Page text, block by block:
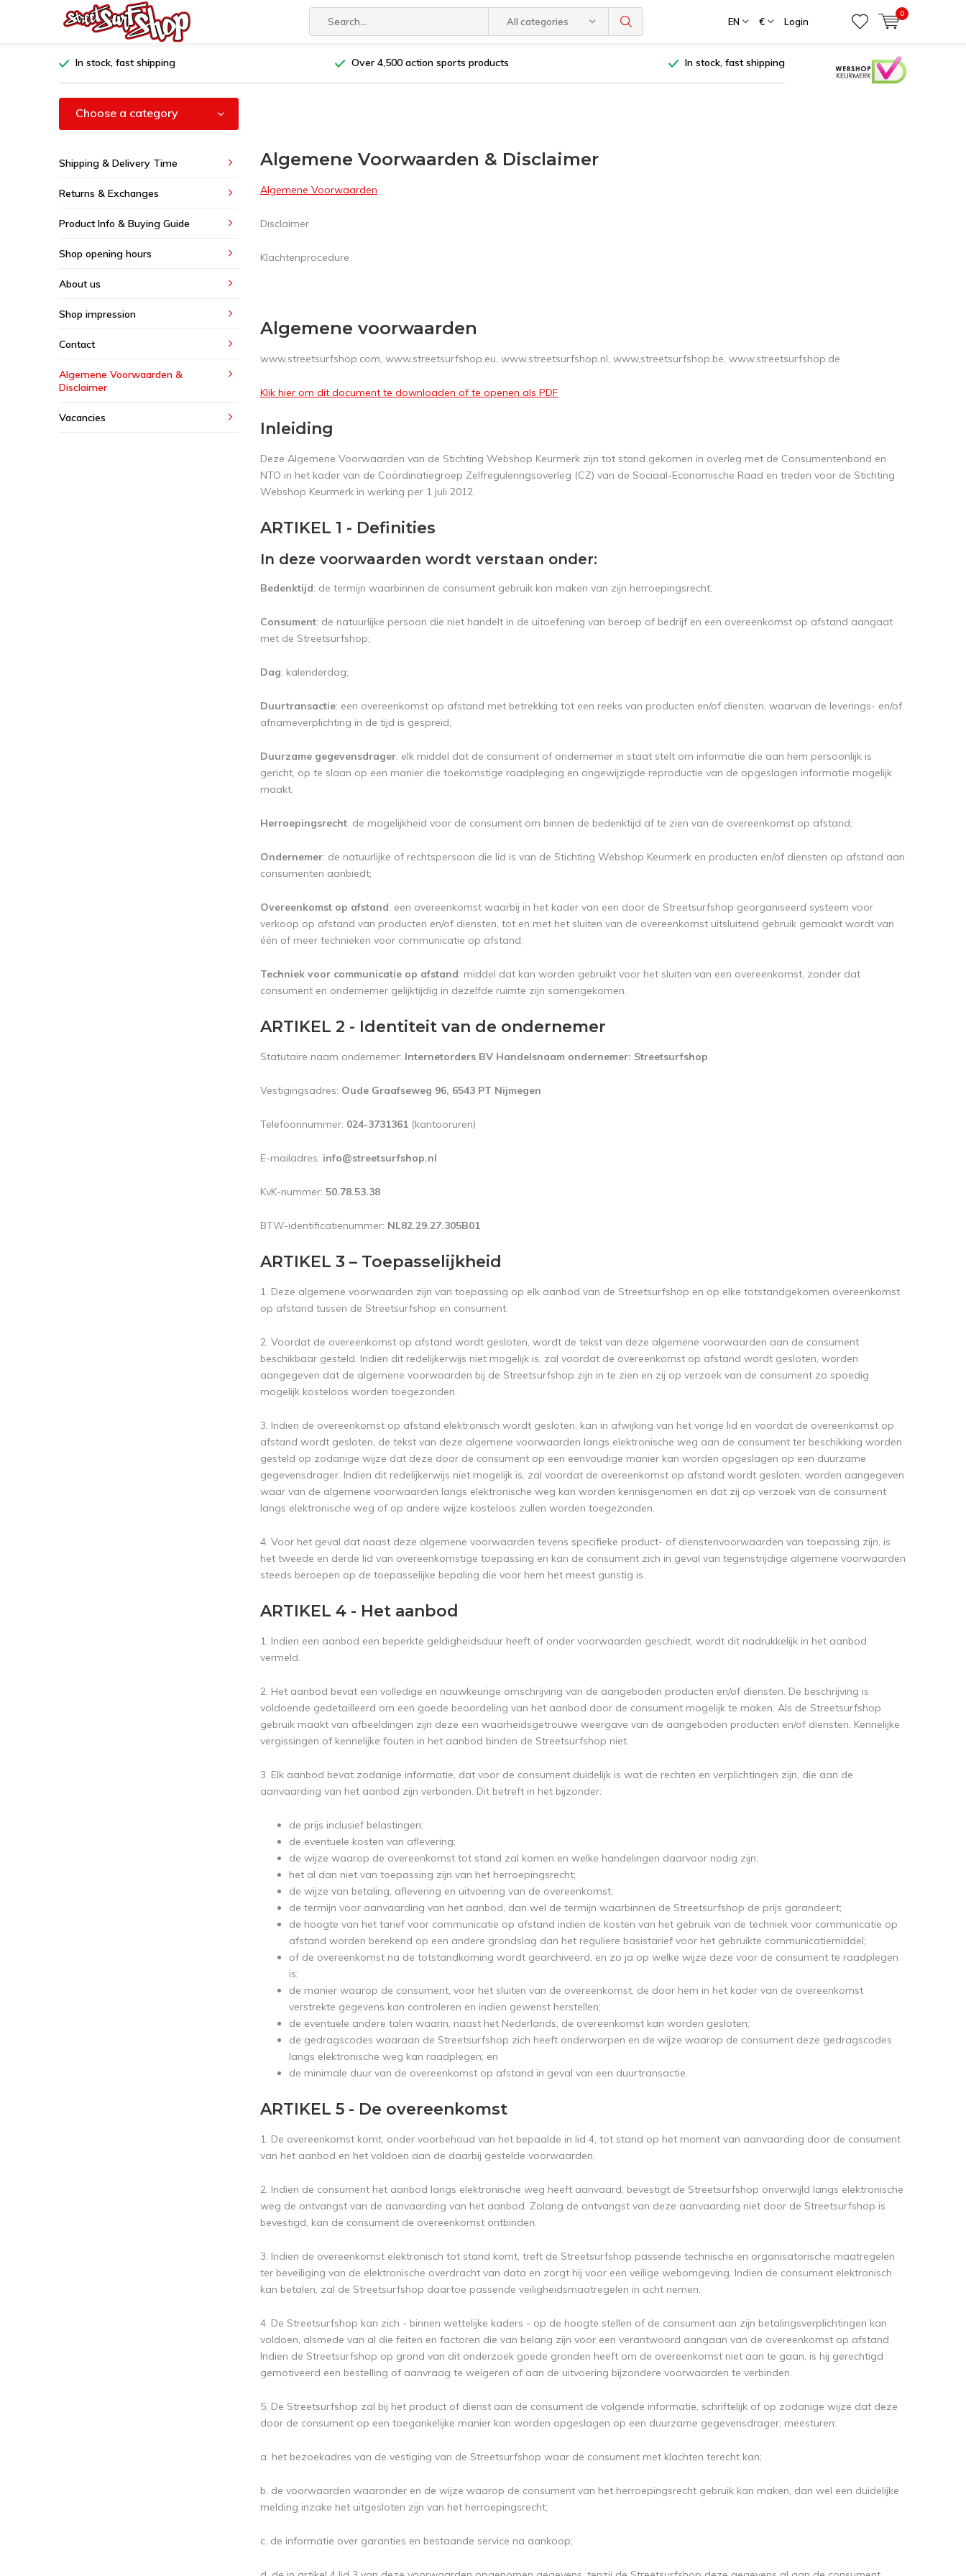
All categories EN € Login
0
In stock, fast shipping Over 4,500 action sports products In stock, fast shipping
Choose a category
Algemene Voorwaarden & Disclaimer
Algemene Voorwaarden
Disclaimer
Klachtenprocedure
Algemene voorwaarden
www.streetsurfshop.com, www.streetsurfshop.eu, www.streetsurfshop.nl, www,streetsurfshop.be, www.streetsurfshop.de
Klik hier om dit document te downloaden of te openen als PDF
Inleiding
Deze Algemene Voorwaarden van de Stichting Webshop Keurmerk zijn tot stand gekomen in overleg met de Consumentenbond en
NTO in het kader van de Coördinatiegroep Zelfreguleringsoverleg (CZ) van de Sociaal-Economische Raad en treden voor de Stichting
Webshop Keurmerk in werking per 1 juli 2012.
ARTIKEL 1 - Definities
In deze voorwaarden wordt verstaan onder:
Bedenktijd: de termijn waarbinnen de consument gebruik kan maken van zijn herroepingsrecht;
Consument: de natuurlijke persoon die niet handelt in de uitoefening van beroep of bedrijf en een overeenkomst op afstand aangaat
met de Streetsurfshop;
Dag: kalenderdag;
Duurtransactie: een overeenkomst op afstand met betrekking tot een reeks van producten en/of diensten, waarvan de leverings- en/of
afnameverplichting in de tijd is gespreid;
Duurzame gegevensdrager: elk middel dat de consument of ondernemer in staat stelt om informatie die aan hem persoonlijk is
gericht, op te slaan op een manier die toekomstige raadpleging en ongewijzigde reproductie van de opgeslagen informatie mogelijk
maakt.
Herroepingsrecht: de mogelijkheid voor de consument om binnen de bedenktijd af te zien van de overeenkomst op afstand;
Ondernemer: de natuurlijke of rechtspersoon die lid is van de Stichting Webshop Keurmerk en producten en/of diensten op afstand aan
consumenten aanbiedt;
Overeenkomst op afstand: een overeenkomst waarbij in het kader van een door de Streetsurfshop georganiseerd systeem voor
verkoop op afstand van producten en/of diensten, tot en met het sluiten van de overeenkomst uitsluitend gebruik gemaakt wordt van
één of meer technieken voor communicatie op afstand;
Techniek voor communicatie op afstand: middel dat kan worden gebruikt voor het sluiten van een overeenkomst, zonder dat
consument en ondernemer gelijktijdig in dezelfde ruimte zijn samengekomen.
ARTIKEL 2 - Identiteit van de ondernemer
Statutaire naam ondernemer: Internetorders BV Handelsnaam ondernemer: Streetsurfshop
Vestigingsadres: Oude Graafseweg 96, 6543 PT Nijmegen
Telefoonnummer: 024-3731361 (kantooruren)
E-mailadres: info@streetsurfshop.nl
KvK-nummer: 50.78.53.38
BTW-identificatienummer: NL82.29.27.305B01
ARTIKEL 3 – Toepasselijkheid
1. Deze algemene voorwaarden zijn van toepassing op elk aanbod van de Streetsurfshop en op elke totstandgekomen overeenkomst
op afstand tussen de Streetsurfshop en consument.
2. Voordat de overeenkomst op afstand wordt gesloten, wordt de tekst van deze algemene voorwaarden aan de consument
beschikbaar gesteld. Indien dit redelijkerwijs niet mogelijk is, zal voordat de overeenkomst op afstand wordt gesloten, worden
aangegeven dat de algemene voorwaarden bij de Streetsurfshop zijn in te zien en zij op verzoek van de consument zo spoedig
mogelijk kosteloos worden toegezonden.
3. Indien de overeenkomst op afstand elektronisch wordt gesloten, kan in afwijking van het vorige lid en voordat de overeenkomst op
afstand wordt gesloten, de tekst van deze algemene voorwaarden langs elektronische weg aan de consument ter beschikking worden
gesteld op zodanige wijze dat deze door de consument op een eenvoudige manier kan worden opgeslagen op een duurzame
gegevensdrager. Indien dit redelijkerwijs niet mogelijk is, zal voordat de overeenkomst op afstand wordt gesloten, worden aangegeven
waar van de algemene voorwaarden langs elektronische weg kan worden kennisgenomen en dat zij op verzoek van de consument
langs elektronische weg of op andere wijze kosteloos zullen worden toegezonden.
4. Voor het geval dat naast deze algemene voorwaarden tevens specifieke product- of dienstenvoorwaarden van toepassing zijn, is
het tweede en derde lid van overeenkomstige toepassing en kan de consument zich in geval van tegenstrijdige algemene voorwaarden
steeds beroepen op de toepasselijke bepaling die voor hem het meest gunstig is.
ARTIKEL 4 - Het aanbod
1. Indien een aanbod een beperkte geldigheidsduur heeft of onder voorwaarden geschiedt, wordt dit nadrukkelijk in het aanbod
vermeld.
2. Het aanbod bevat een volledige en nauwkeurige omschrijving van de aangeboden producten en/of diensten. De beschrijving is
voldoende gedetailleerd om een goede beoordeling van het aanbod door de consument mogelijk te maken. Als de Streetsurfshop
gebruik maakt van afbeeldingen zijn deze een waarheidsgetrouwe weergave van de aangeboden producten en/of diensten. Kennelijke
vergissingen of kennelijke fouten in het aanbod binden de Streetsurfshop niet.
3. Elk aanbod bevat zodanige informatie, dat voor de consument duidelijk is wat de rechten en verplichtingen zijn, die aan de
aanvaarding van het aanbod zijn verbonden. Dit betreft in het bijzonder:
de prijs inclusief belastingen;
de eventuele kosten van aflevering;
de wijze waarop de overeenkomst tot stand zal komen en welke handelingen daarvoor nodig zijn;
het al dan niet van toepassing zijn van het herroepingsrecht;
de wijze van betaling, aflevering en uitvoering van de overeenkomst;
de termijn voor aanvaarding van het aanbod, dan wel de termijn waarbinnen de Streetsurfshop de prijs garandeert;
de hoogte van het tarief voor communicatie op afstand indien de kosten van het gebruik van de techniek voor communicatie op
afstand worden berekend op een andere grondslag dan het reguliere basistarief voor het gebruikte communicatiemiddel;
of de overeenkomst na de totstandkoming wordt gearchiveerd, en zo ja op welke wijze deze voor de consument te raadplegen
is;
de manier waarop de consument, voor het sluiten van de overeenkomst, de door hem in het kader van de overeenkomst
verstrekte gegevens kan controleren en indien gewenst herstellen;
de eventuele andere talen waarin, naast het Nederlands, de overeenkomst kan worden gesloten;
de gedragscodes waaraan de Streetsurfshop zich heeft onderworpen en de wijze waarop de consument deze gedragscodes
langs elektronische weg kan raadplegen; en
de minimale duur van de overeenkomst op afstand in geval van een duurtransactie.
ARTIKEL 5 - De overeenkomst
1. De overeenkomst komt, onder voorbehoud van het bepaalde in lid 4, tot stand op het moment van aanvaarding door de consument
van het aanbod en het voldoen aan de daarbij gestelde voorwaarden.
2. Indien de consument het aanbod langs elektronische weg heeft aanvaard, bevestigt de Streetsurfshop onverwijld langs elektronische
weg de ontvangst van de aanvaarding van het aanbod. Zolang de ontvangst van deze aanvaarding niet door de Streetsurfshop is
bevestigd, kan de consument de overeenkomst ontbinden.
3. Indien de overeenkomst elektronisch tot stand komt, treft de Streetsurfshop passende technische en organisatorische maatregelen
ter beveiliging van de elektronische overdracht van data en zorgt hij voor een veilige webomgeving. Indien de consument elektronisch
kan betalen, zal de Streetsurfshop daartoe passende veiligheidsmaatregelen in acht nemen.
4. De Streetsurfshop kan zich - binnen wettelijke kaders - op de hoogte stellen of de consument aan zijn betalingsverplichtingen kan
voldoen, alsmede van al die feiten en factoren die van belang zijn voor een verantwoord aangaan van de overeenkomst op afstand.
Indien de Streetsurfshop op grond van dit onderzoek goede gronden heeft om de overeenkomst niet aan te gaan, is hij gerechtigd
gemotiveerd een bestelling of aanvraag te weigeren of aan de uitvoering bijzondere voorwaarden te verbinden.
5. De Streetsurfshop zal bij het product of dienst aan de consument de volgende informatie, schriftelijk of op zodanige wijze dat deze
door de consument op een toegankelijke manier kan worden opgeslagen op een duurzame gegevensdrager, meesturen:
a. het bezoekadres van de vestiging van de Streetsurfshop waar de consument met klachten terecht kan;
b. de voorwaarden waaronder en de wijze waarop de consument van het herroepingsrecht gebruik kan maken, dan wel een duidelijke
melding inzake het uitgesloten zijn van het herroepingsrecht;
c. de informatie over garanties en bestaande service na aankoop;
Shipping & Delivery Time
Returns & Exchanges
Product Info & Buying Guide
Shop opening hours
About us
Shop impression
Contact
Algemene Voorwaarden &
Disclaimer
Vacancies